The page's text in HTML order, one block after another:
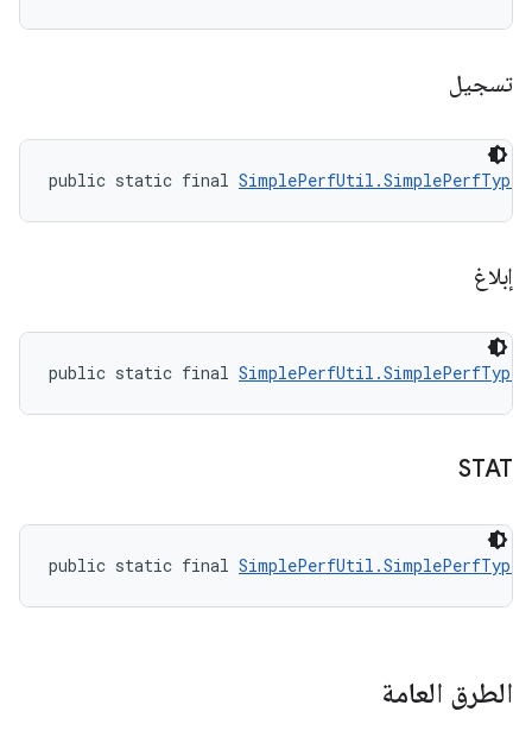
تسجيل
public static final SimplePerfUtil.SimplePerfType
إبلاغ
public static final SimplePerfUtil.SimplePerfType
STAT
public static final SimplePerfUtil.SimplePerfType
الطرق العامة